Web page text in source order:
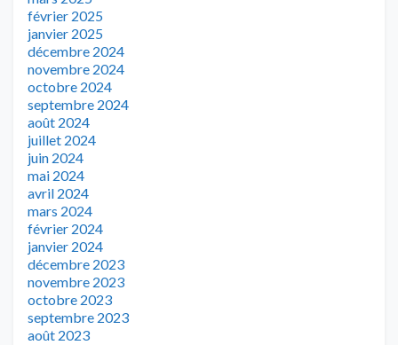
février 2025
janvier 2025
décembre 2024
novembre 2024
octobre 2024
septembre 2024
août 2024
juillet 2024
juin 2024
mai 2024
avril 2024
mars 2024
février 2024
janvier 2024
décembre 2023
novembre 2023
octobre 2023
septembre 2023
août 2023